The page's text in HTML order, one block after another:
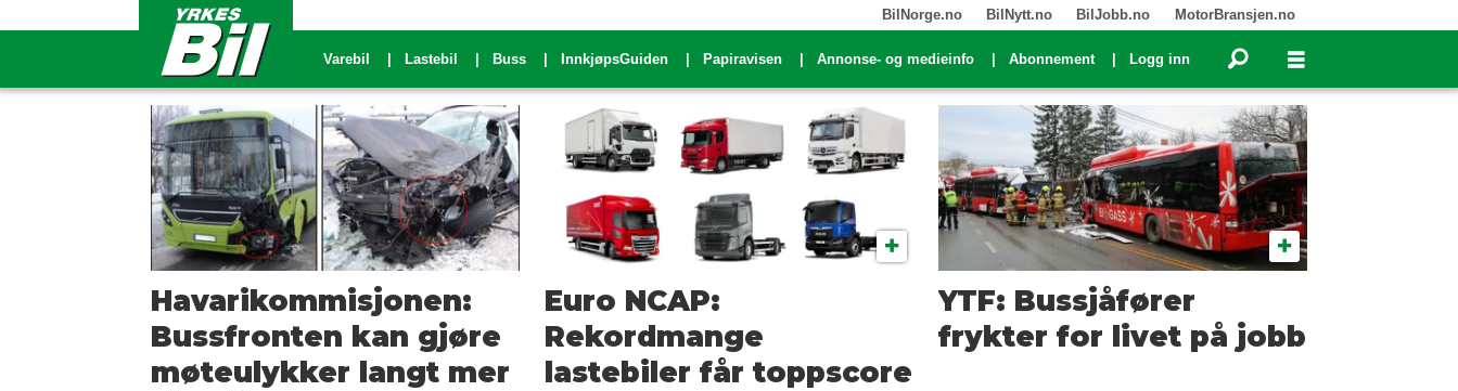
BilNorge.no BilNytt.no BilJobb.no MotorBransjen.no
Varebil Lastebil Buss InnkjøpsGuiden Papiravisen Annonse- og medieinfo Abonnement Logg inn
sikkerhet
Havarikommisjonen:
Bussfronten kan gjøre
møteulykker langt mer
Euro NCAP:
Rekordmange
lastebiler får toppscore
YTF: Bussjåfører
frykter for livet på jobb